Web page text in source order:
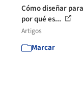
Cómo diseñar
por qué es...
Artigos
Marcar